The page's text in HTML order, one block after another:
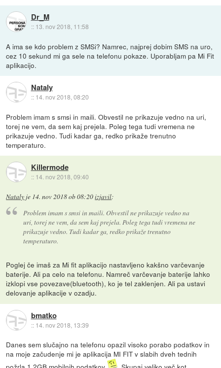
Dr_M
:: 13. nov 2018, 11:58
A ima se kdo problem z SMSi? Namrec, najprej dobim SMS na uro,
cez 10 sekund mi ga sele na telefonu pokaze. Uporabljam pa Mi Fit
aplikacijo.
Nataly
:: 14. nov 2018, 08:20
Problem imam s smsi in maili. Obvestil ne prikazuje vedno na uri,
torej ne vem, da sem kaj prejela. Poleg tega tudi vremena ne
prikazuje vedno. Tudi kadar ga, redko prikaže trenutno
temperaturo.
Killermode
:: 14. nov 2018, 09:40
Nataly je 14. nov 2018 ob 08:20izjavil:
Problem imam s smsi in maili. Obvestil ne prikazuje vedno na
uri, torej ne vem, da sem kaj prejela. Poleg tega tudi vremena ne
prikazuje vedno. Tudi kadar ga, redko prikaže trenutno
temperaturo.
Poglej če imaš za Mi fit aplikacijo nastavljeno kakšno varčevanje
baterije. Ali pa celo na telefonu. Namreč varčevanje baterije lahko
izklopi vse povezave(bluetooth), ko je tel zaklenjen. Ali pa ustavi
delovanje aplikacije v ozadju.
bmatko
:: 14. nov 2018, 13:39
Danes sem slučajno na telefonu opazil visoko porabo podatkov in
na moje začudenje mi je aplikacija MI FIT v slabih dveh tednih